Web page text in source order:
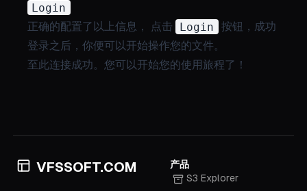
Login
正确的配置了以上信息， 点击
Login
按钮，成功
登录之后，你便可以开始操作您的文件。
至此连接成功。您可以开始您的使用旅程了！
VFSSOFT.COM
产品
S3 Explorer